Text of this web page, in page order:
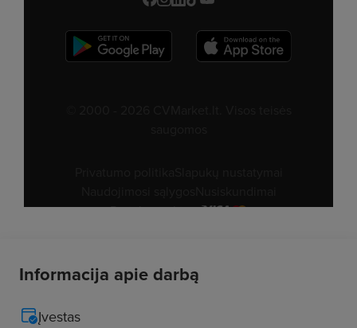
Informacija apie darbą
Įvestas